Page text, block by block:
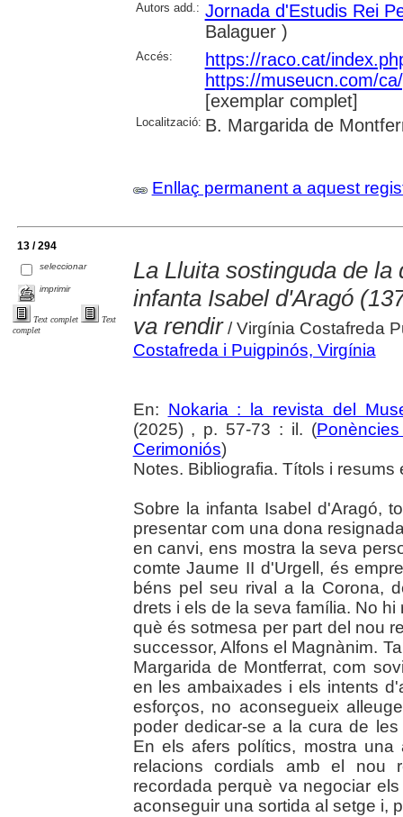
Autors add.: Jornada d'Estudis Rei
Balaguer )
Accés:
https://raco.cat/
https://museucn.com/
[exemplar complet]
Localització: B. Margarida de
Enllaç permanent a aquest
13 / 294
seleccionar
imprimir
Text complet
Text
complet
La Lluita sostinguda de
infanta Isabel d'Aragó
va rendir/ Virgínia Costafreda
Costafreda i Puigpinós, Virgínia
En: Nokaria : la revista del
(2025) , p. 57-73 : il. (
Cerimoniós)
Notes. Bibliografia. Títols i resums
Sobre la infanta Isabel d'Aragó,
presentar com una dona
en canvi, ens mostra la seva
comte Jaume II d'Urgell, és
béns pel seu rival a la Corona,
drets i els de la seva família. No
què és sotmesa per part del nou
successor, Alfons el Magnànim.
Margarida de Montferrat, com
en les ambaixades i els intents
esforços, no aconsegueix
poder dedicar-se a la cura de
En els afers polítics, mostra una
relacions cordials amb el nou
recordada perquè va negociar
aconseguir una sortida al setge i,